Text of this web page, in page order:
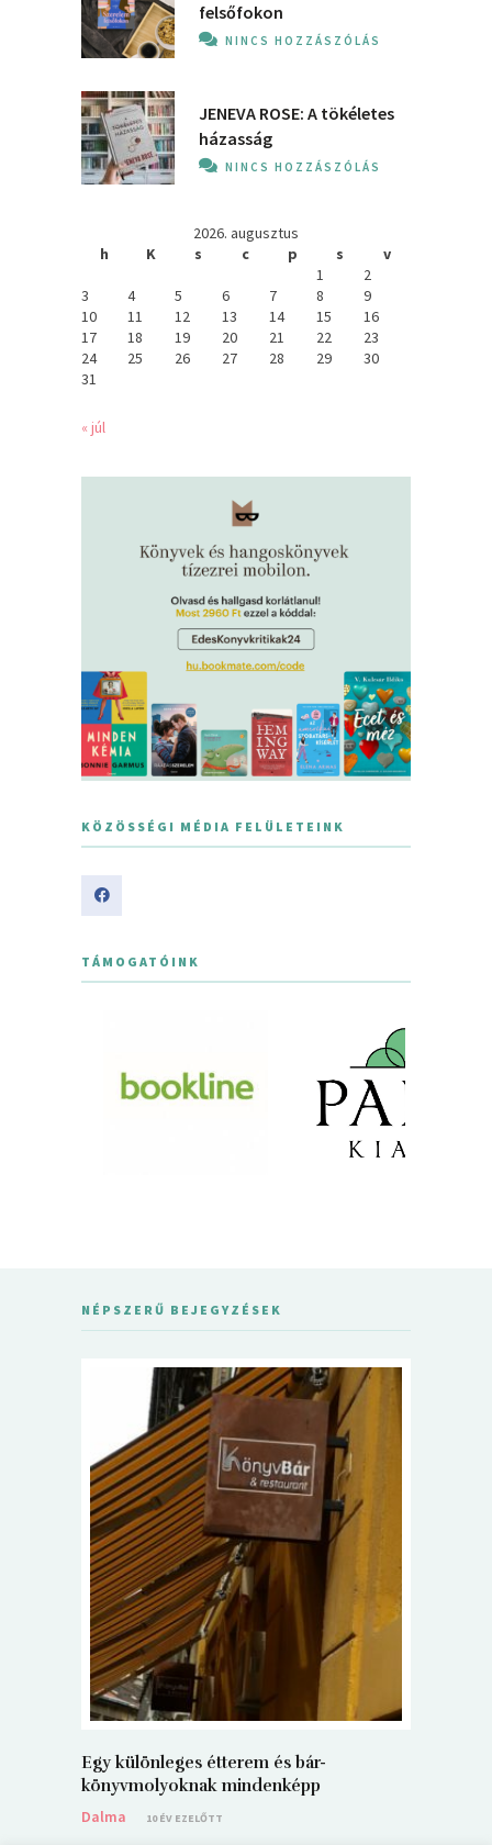
felsőfokon
NINCS HOZZÁSZÓLÁS
JENEVA ROSE: A ​tökéletes
házasság
NINCS HOZZÁSZÓLÁS
2026. augusztus
h
K s c p s
v
1
2
3
4 5 6 7 8
9
10
11 12 13 14 15
16
17
18 19 20 21 22
23
24
25 26 27 28 29
30
31
« júl
KÖZÖSSÉGI MÉDIA FELÜLETEINK
TÁMOGATÓINK
NÉPSZERŰ BEJEGYZÉSEK
Egy különleges étterem és bár-
könyvmolyoknak mindenképp
Dalma
10 ÉV EZELŐTT